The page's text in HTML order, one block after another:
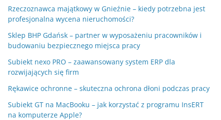
Rzeczoznawca majątkowy w Gnieźnie – kiedy potrzebna jest
profesjonalna wycena nieruchomości?
Sklep BHP Gdańsk – partner w wyposażeniu pracowników i
budowaniu bezpiecznego miejsca pracy
Subiekt nexo PRO – zaawansowany system ERP dla
rozwijających się firm
Rękawice ochronne – skuteczna ochrona dłoni podczas pracy
Subiekt GT na MacBooku – jak korzystać z programu InsERT
na komputerze Apple?